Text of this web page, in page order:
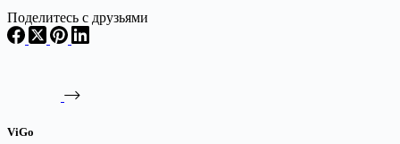
Поделитесь с друзьями
ViGo